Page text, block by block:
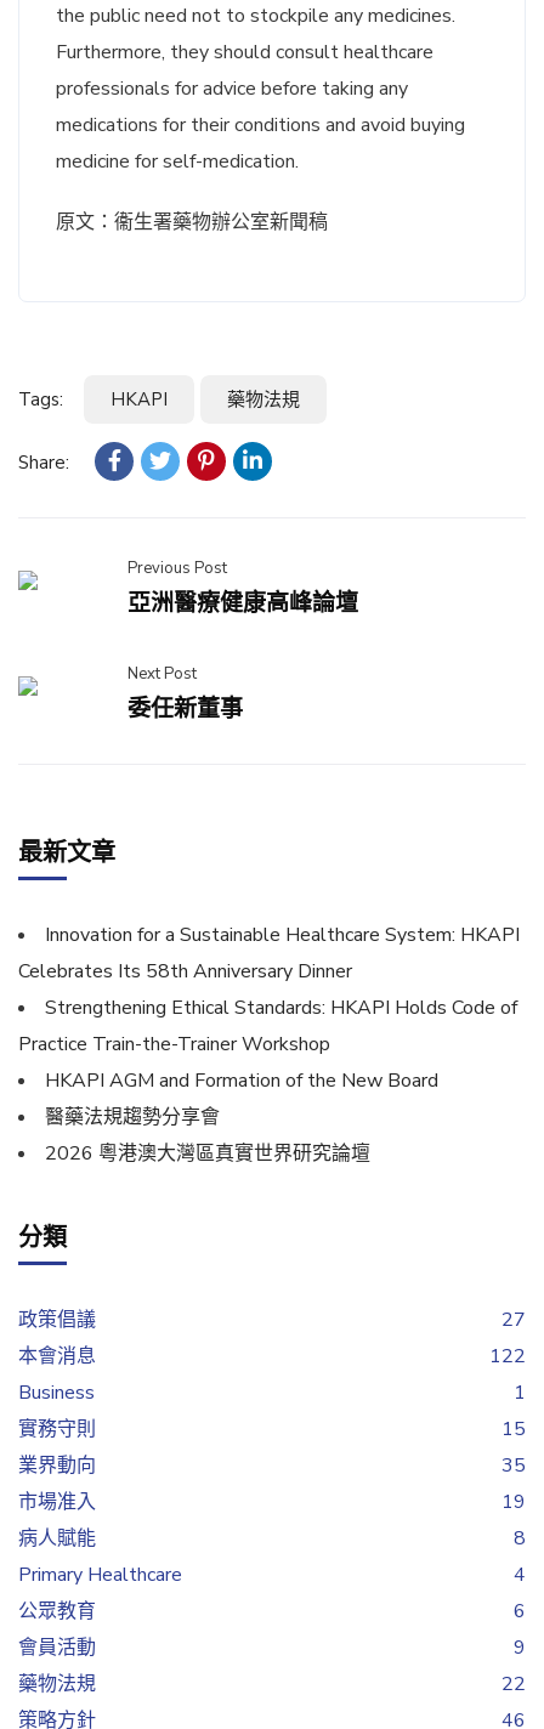
the public need not to stockpile any medicines.
Furthermore, they should consult healthcare
professionals for advice before taking any
medications for their conditions and avoid buying
medicine for self-medication.
原文：衞生署藥物辦公室新聞稿
Tags: HKAPI 藥物法規
Share:
Previous Post
亞洲醫療健康高峰論壇
Next Post
委任新董事
最新文章
Innovation for a Sustainable Healthcare System: HKAPI
Celebrates Its 58th Anniversary Dinner
Strengthening Ethical Standards: HKAPI Holds Code of
Practice Train-the-Trainer Workshop
HKAPI AGM and Formation of the New Board
醫藥法規趨勢分享會
2026 粵港澳大灣區真實世界研究論壇
分類
政策倡議
27
本會消息
122
Business
1
實務守則
15
業界動向
35
市場准入
19
病人賦能
8
Primary Healthcare
4
公眾教育
6
會員活動
9
藥物法規
22
策略方針
46